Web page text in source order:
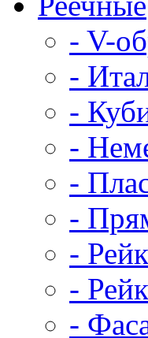
- V-
-
-
-
-
-
-
-
-